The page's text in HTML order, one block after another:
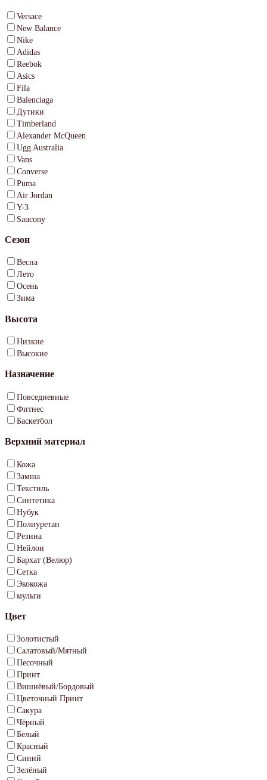
Versace
New Balance
Nike
Adidas
Reebok
Asics
Fila
Balenciaga
Дутики
Timberland
Alexander McQueen
Ugg Australia
Vans
Converse
Puma
Air Jordan
Y-3
Saucony
Сезон
Весна
Лето
Осень
Зима
Высота
Низкие
Высокие
Назначение
Повседневные
Фитнес
Баскетбол
Верхний материал
Кожа
Замша
Текстиль
Синтетика
Нубук
Полиуретан
Резина
Нейлон
Бархат (Велюр)
Сетка
Экокожа
мульти
Цвет
Золотистый
Салатовый/Мятный
Песочный
Принт
Вишнёвый/Бордовый
Цветочный Принт
Сакура
Чёрный
Белый
Красный
Синий
Зелёный